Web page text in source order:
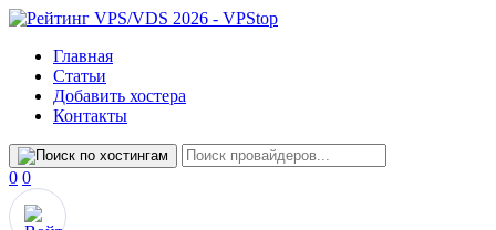
Главная
Статьи
Добавить хостера
Контакты
Сравнение
0 Избранное
0